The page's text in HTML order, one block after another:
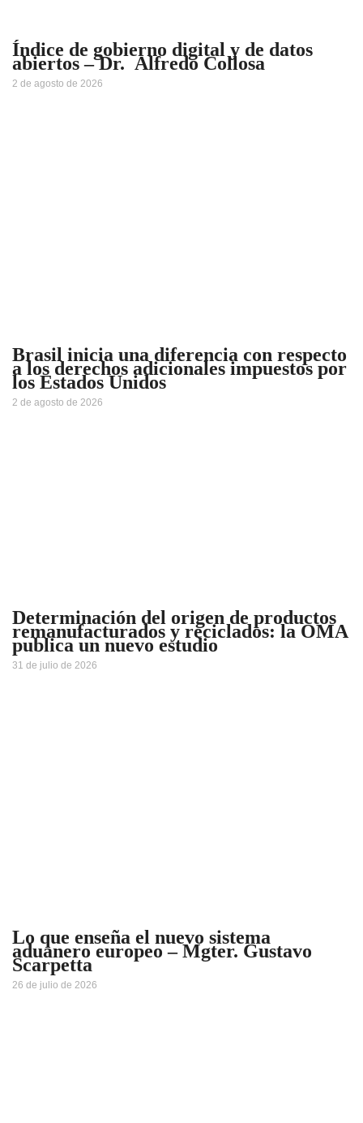
Índice de gobierno digital y de datos
abiertos – Dr. Alfredo Collosa
2 de agosto de 2026
Brasil inicia una diferencia con respecto
a los derechos adicionales impuestos por
los Estados Unidos
2 de agosto de 2026
Determinación del origen de productos
remanufacturados y reciclados: la OMA
publica un nuevo estudio
31 de julio de 2026
Lo que enseña el nuevo sistema
aduanero europeo – Mgter. Gustavo
Scarpetta
26 de julio de 2026